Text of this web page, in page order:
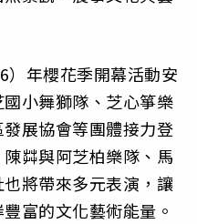
）年櫻花季開幕活動安
小舞獅隊、芝心箏樂
展協會等團體接力登
茻與阿芝柏樂隊、馬
將帶來多元表演，讓
富的文化藝術能量。